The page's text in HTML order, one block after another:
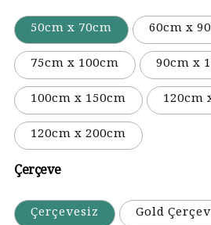
50cm x 70cm
60cm x
75cm x 100cm
90cm x
100cm x 150cm
120cm
120cm x 200cm
Çerçeve
Çerçevesiz
Gold